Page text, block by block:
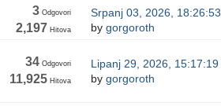
3Odgovori
2,197 Hitova
Srpanj 03, 2026, 18:26:53
by gorgoroth
34Odgovori
11,925Hitova
Lipanj 29, 2026, 15:17:19
by gorgoroth